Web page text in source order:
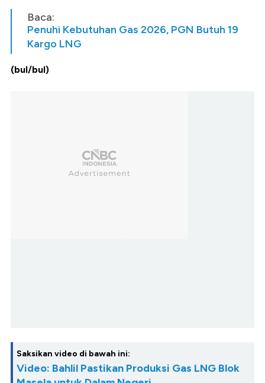
Baca:
Penuhi Kebutuhan Gas 2026, PGN Butuh 19
Kargo LNG
(bul/bul)
Saksikan video di bawah ini:
Video: Bahlil Pastikan Produksi Gas LNG Blok